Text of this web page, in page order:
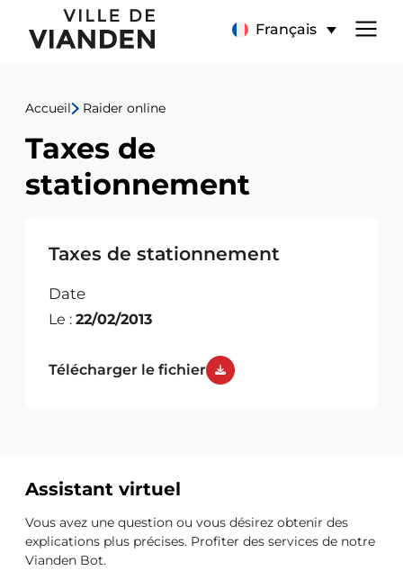
Taxes
de
stationnement
Français
Menu
navigation
principal
Accueil Raider online
Taxes de
stationnement
Taxes de stationnement
Date
Le : 22/02/2013
Télécharger le fichier
Ressources
supplémentaires
Assistant virtuel
Vous avez une question ou vous désirez obtenir des
explications plus précises. Profiter des services de notre
Vianden Bot.